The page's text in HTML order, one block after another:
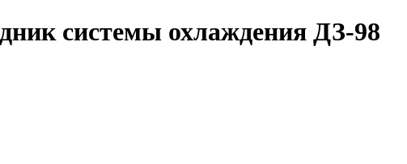
системы охлаждения ДЗ-98